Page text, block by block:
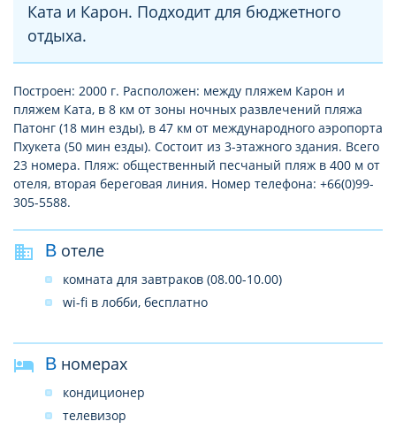
Ката и Карон. Подходит для бюджетного
отдыха.
Построен: 2000 г. Расположен: между пляжем Карон и
пляжем Ката, в 8 км от зоны ночных развлечений пляжа
Патонг (18 мин езды), в 47 км от международного аэропорта
Пхукета (50 мин езды). Состоит из 3-этажного здания. Всего
23 номера. Пляж: общественный песчаный пляж в 400 м от
отеля, вторая береговая линия. Номер телефона: +66(0)99-
305-5588.
В отеле
комната для завтраков (08.00-10.00)
wi-fi в лобби, бесплатно
В номерах
кондиционер
телевизор